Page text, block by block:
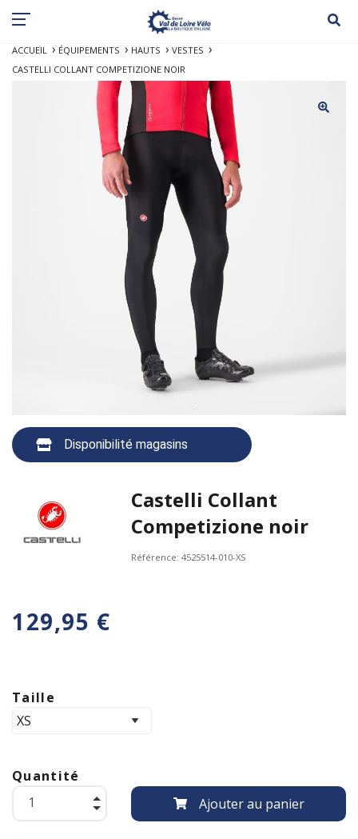
ACCUEIL ÉQUIPEMENTS HAUTS
VESTES
CASTELLI COLLANT COMPETIZIONE NOIR
Disponibilité magasins
Castelli Collant
Competizione noir
Référence:4525514-010-XS
129,95 €
Taille
Quantité
Ajouter au panier